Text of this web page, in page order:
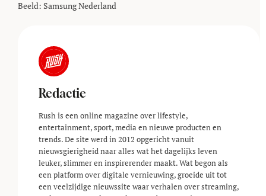
Beeld: Samsung Nederland
Redactie
Rush is een online magazine over lifestyle,
entertainment, sport, media en nieuwe producten en
trends. De site werd in 2012 opgericht vanuit
nieuwsgierigheid naar alles wat het dagelijks leven
leuker, slimmer en inspirerender maakt. Wat begon als
een platform over digitale vernieuwing, groeide uit tot
een veelzijdige nieuwssite waar verhalen over streaming,